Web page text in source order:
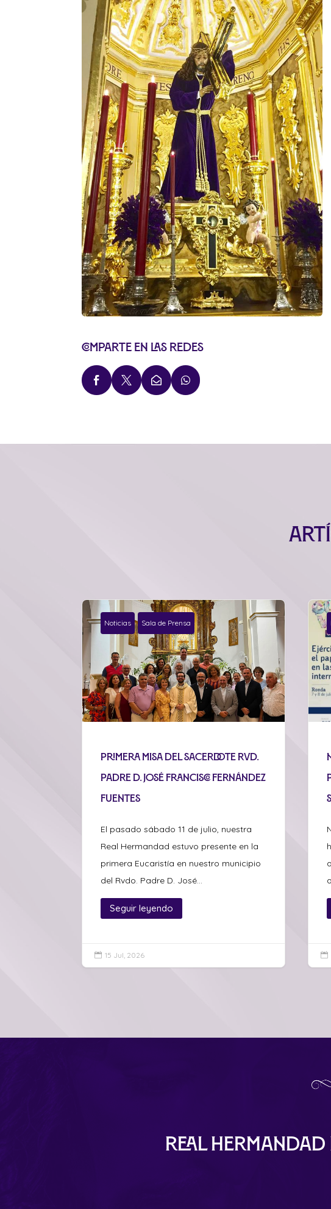
Comparte en las redes
   
Noticias Sala de Prensa
Primera misa del sacerdote Rvd.
Padre D. José Francisco Fernández
Fuentes
El pasado sábado 11 de julio, nuestra
Real Hermandad estuvo presente en la
primera Eucaristía en nuestro municipio
del Rvdo. Padre D. José...
Seguir leyendo
 15 Jul, 2026 
Real